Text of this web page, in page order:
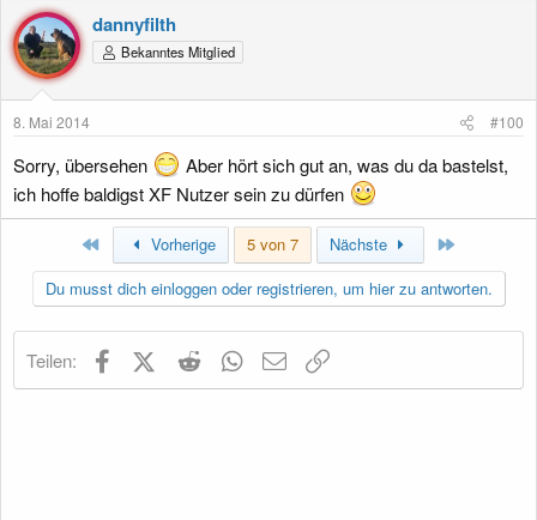
k
t
i
o
n
n
dannyfilth
Bekanntes Mitglied
8. Mai 2014 #100
Sorry, übersehen
Aber hört sich gut an, was du da bastelst,
ich hoffe baldigst XF Nutzer sein zu dürfen
Erste Vorherige 5 von 7 Nächste
Du musst dich einloggen oder registrieren, um hier zu antworten.
Teilen: FacebookX (Twitter)
Reddit WhatsApp
E-Mail